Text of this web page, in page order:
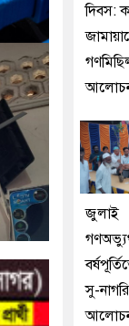
দিবস:
জুলাই
সু-